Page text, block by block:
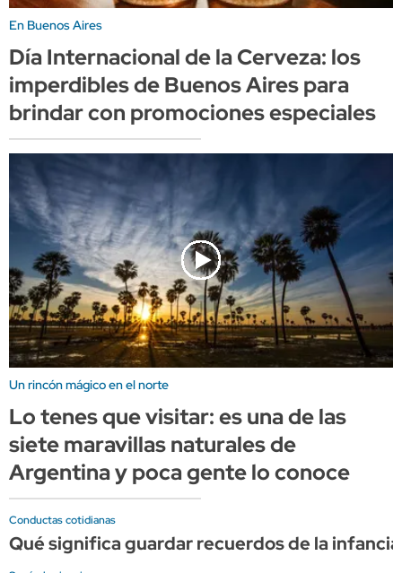
En Buenos Aires
Día Internacional de la Cerveza: los
imperdibles de Buenos Aires para
brindar con promociones especiales
Un rincón mágico en el norte
Lo tenes que visitar: es una de las
siete maravillas naturales de
Argentina y poca gente lo conoce
Conductas cotidianas
Qué significa guardar recuerdos de la